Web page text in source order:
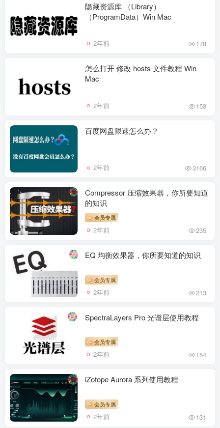
隐藏资源库 （Library）
（ProgramData）Win Mac
2年前 178
怎么打开 修改 hosts 文件教程 Win
Mac
2年前 153
百度网盘限速怎么办？
2年前 3166
Compressor 压缩效果器，你所要知道
的知识
会员专属
2年前 235
EQ 均衡效果器，你所要知道的知识
会员专属
2年前 213
SpectraLayers Pro 光谱层使用教程
会员专属
2年前 154
iZotope Aurora 系列使用教程
会员专属
2年前 131